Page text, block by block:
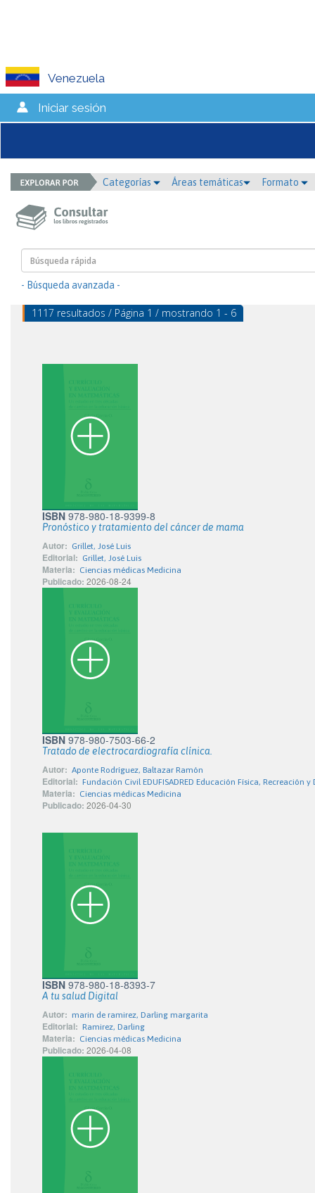
Venezuela
Iniciar sesión
Categorías Áreas temáticas Formato
- Búsqueda avanzada -
1117 resultados / Página 1 / mostrando 1 - 6
ISBN 978-980-18-9399-8
Pronóstico y tratamiento del cáncer de mama
Autor: Grillet, José Luis
Editorial: Grillet, José Luis
Materia: Ciencias médicas Medicina
Publicado: 2026-08-24
ISBN 978-980-7503-66-2
Tratado de electrocardiografía clínica.
Autor: Aponte Rodríguez, Baltazar Ramón
Editorial: Fundación Civil EDUFISADRED Educación Física, Recreación y
Materia: Ciencias médicas Medicina
Publicado: 2026-04-30
ISBN 978-980-18-8393-7
A tu salud Digital
Autor: marin de ramirez, Darling margarita
Editorial: Ramirez, Darling
Materia: Ciencias médicas Medicina
Publicado: 2026-04-08